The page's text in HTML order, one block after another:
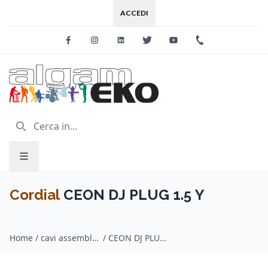
ACCEDI
FacebookInstagramLinkedinTwitter Youtube
CordialCEON DJ PLUG 1.5 Y
Home / cavi assemblati audio / Cordial / CEON DJ PLUG 1.5 Y